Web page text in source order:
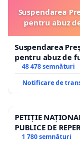
Suspendarea
pentru abuz
Suspendarea
pentru abuz de
48 478 semnături
Notificare de
PETIȚIE
PUBLICE DE
1 780 semnături